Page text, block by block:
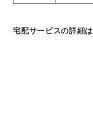
宅配サービスの詳細は